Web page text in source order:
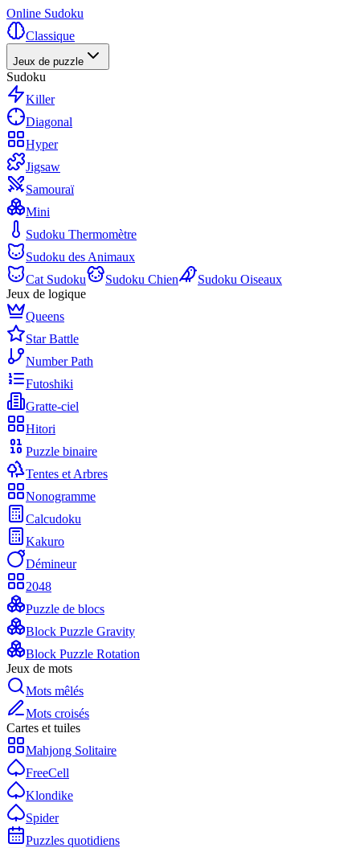
Online Sudoku
Classique
Jeux de puzzle
Sudoku
Killer
Diagonal
Hyper
Jigsaw
Samouraï
Mini
Sudoku Thermomètre
Sudoku des Animaux
Cat Sudoku
Sudoku Chien
Sudoku Oiseaux
Jeux de logique
Queens
Star Battle
Number Path
Futoshiki
Gratte-ciel
Hitori
Puzzle binaire
Tentes et Arbres
Nonogramme
Calcudoku
Kakuro
Démineur
2048
Puzzle de blocs
Block Puzzle Gravity
Block Puzzle Rotation
Jeux de mots
Mots mêlés
Mots croisés
Cartes et tuiles
Mahjong Solitaire
FreeCell
Klondike
Spider
Puzzles quotidiens